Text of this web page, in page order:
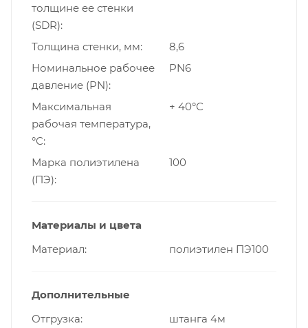
толщине ее стенки
(SDR)
Толщина стенки, мм
8,6
Номинальное рабочее
давление (PN)
PN6
Максимальная
рабочая температура,
°С
+ 40°С
Марка полиэтилена
(ПЭ)
100
Материалы и цвета
Материал
полиэтилен ПЭ100
Дополнительные
Отгрузка
штанга 4м